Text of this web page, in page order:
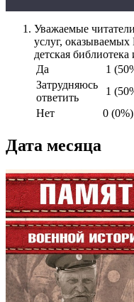
Уважаемые
услуг,
детская
Да
1
Затрудняюсь
ответить
1
Нет
0 (0%)
Дата месяца